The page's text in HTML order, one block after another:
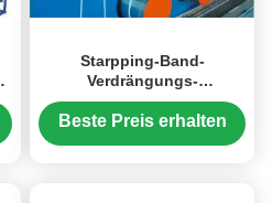
Starpping-Band-
Verdrängungs-
Polyumreifungsmaschine
für Plastikgurtungsband-
Beste Preis erhalten